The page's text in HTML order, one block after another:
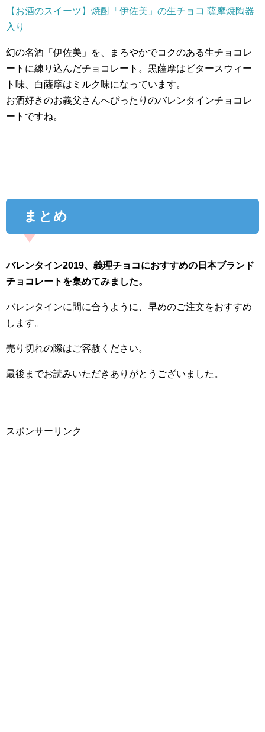
【お酒のスイーツ】焼酎「伊佐美」の生チョコ 薩摩焼陶器
入り
幻の名酒「伊佐美」を、まろやかでコクのある生チョコレ
ートに練り込んだチョコレート。黒薩摩はビタースウィー
ト味、白薩摩はミルク味になっています。
お酒好きのお義父さんへぴったりのバレンタインチョコレ
ートですね。
まとめ
バレンタイン2019、義理チョコにおすすめの日本ブランド
チョコレートを集めてみました。
バレンタインに間に合うように、早めのご注文をおすすめ
します。
売り切れの際はご容赦ください。
最後までお読みいただきありがとうございました。
スポンサーリンク